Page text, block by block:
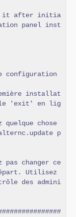
it after initia
panel inst
configuration
installat
le 'exit' en lig
quelque chose
p
pas changer ce
Utilisez
des admini